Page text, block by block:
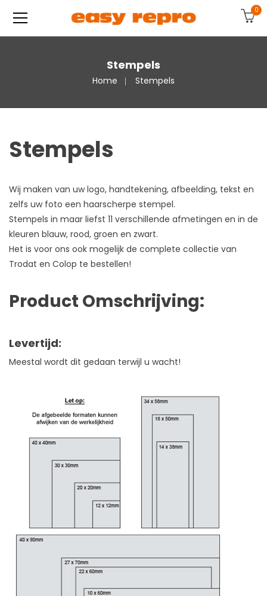
0
Stempels
Home Stempels
Stempels
Wij maken van uw logo, handtekening, afbeelding, tekst en
zelfs uw foto een haarscherpe stempel.
Stempels in maar liefst 11 verschillende afmetingen en in de
kleuren blauw, rood, groen en zwart.
Het is voor ons ook mogelijk de complete collectie van
Trodat en Colop te bestellen!
Product Omschrijving:
Levertijd:
Meestal wordt dit gedaan terwijl u wacht!